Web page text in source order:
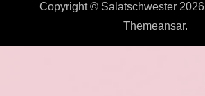
Copyright © Salatschwester 2026
Themeansar.